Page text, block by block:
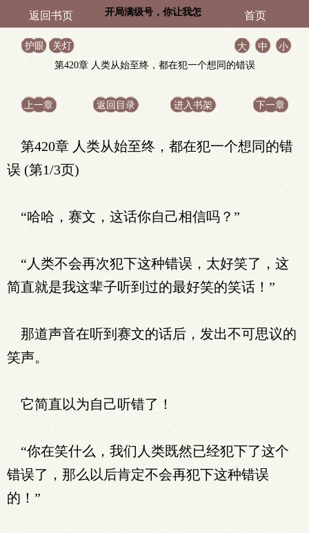
返回书页 开局满级号，你让我怎 首页
护眼 关灯 大 中
小
第420章 人类从始至终，都在犯一个想同的错误
上一章 返回目录 进入书架 下一章
第420章 人类从始至终，都在犯一个想同的错
误 (第1/3页)
“哈哈，赛文，这话你自己相信吗？”
“人类不会再次犯下这种错误，太好笑了，这
简直就是我这辈子听到过的最好笑的笑话！”
那道声音在听到赛文的话后，发出不可思议的
笑声。
它简直以为自己听错了！
“你在笑什么，我们人类既然已经犯下了这个
错误了，那么以后肯定不会再犯下这种错误
的！”